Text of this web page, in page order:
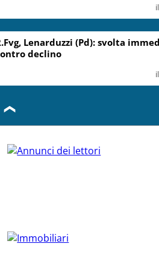
Lenarduzzi (Pd): svolta
declino
❮